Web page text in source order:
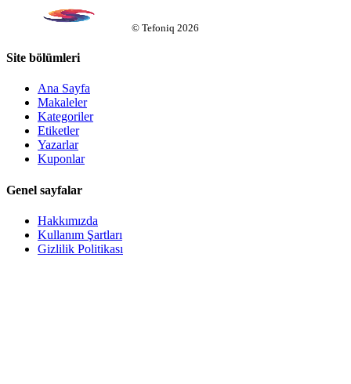
© Tefoniq 2026
Site bölümleri
Ana Sayfa
Makaleler
Kategoriler
Etiketler
Yazarlar
Kuponlar
Genel sayfalar
Hakkımızda
Kullanım Şartları
Gizlilik Politikası